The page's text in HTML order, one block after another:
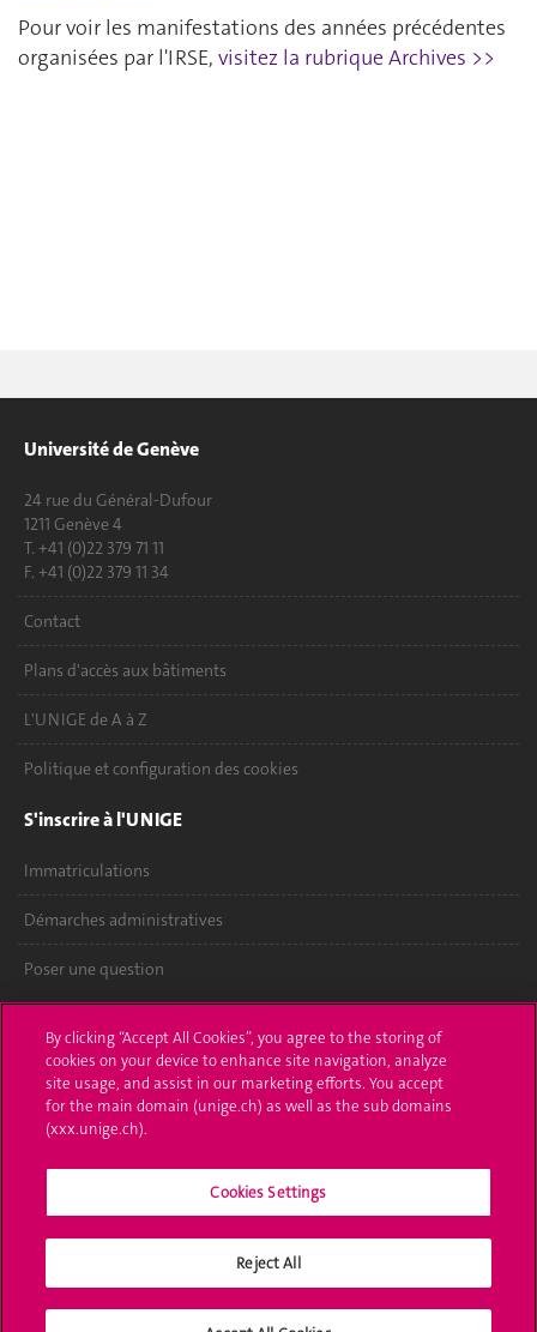
Pour voir les manifestations des années précédentes
organisées par l'IRSE, visitez la rubrique Archives >>
Université de Genève
24 rue du Général-Dufour
1211 Genève 4
T. +41 (0)22 379 71 11
F. +41 (0)22 379 11 34
Contact
Plans d'accès aux bâtiments
L'UNIGE de A à Z
Politique et configuration des cookies
S'inscrire à l'UNIGE
Immatriculations
Démarches administratives
Poser une question
UNIGE Mobile
Médias
Offres d'emploi
Bibliothèque
Médias sociaux UNIGE
By clicking “Accept All Cookies”, you agree to the storing of
cookies on your device to enhance site navigation, analyze
site usage, and assist in our marketing efforts. You accept
for the main domain (unige.ch) as well as the sub domains
(xxx.unige.ch).
Cookies Settings
Reject All